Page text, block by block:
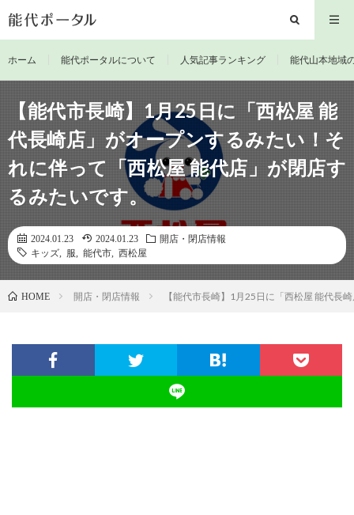
ホーム 能代ポータルについて 人気記事ランキング 能代山本地域
【能代市長崎】1月25日に「西松屋 能
代長崎店」がオープンするみたい！そ
れに伴って「西松屋 能代店」が閉店す
るみたいです。
2024.01.23 2024.01.23
開店・閉店情報
キッズ
服 能代市 西松屋
HOME 開店・閉店情報 【能代市長崎】1月25日に「西松屋 能代長